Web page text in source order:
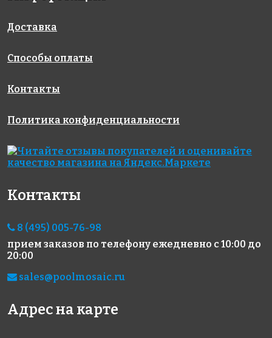
313x495
AKE104
Испания
313x495
AKE096
Испания
313x495
AKE221
Испания
330x298
5593 руб./м²
Испания
313x495
5593 руб./м²
313x495
Доставка
Способы оплаты
Контакты
Политика конфиденциальности
Контакты
8 (495) 005-76-98
прием заказов по телефону ежедневно с 10:00 до
20:00
sales@poolmosaic.ru
Адрес на карте